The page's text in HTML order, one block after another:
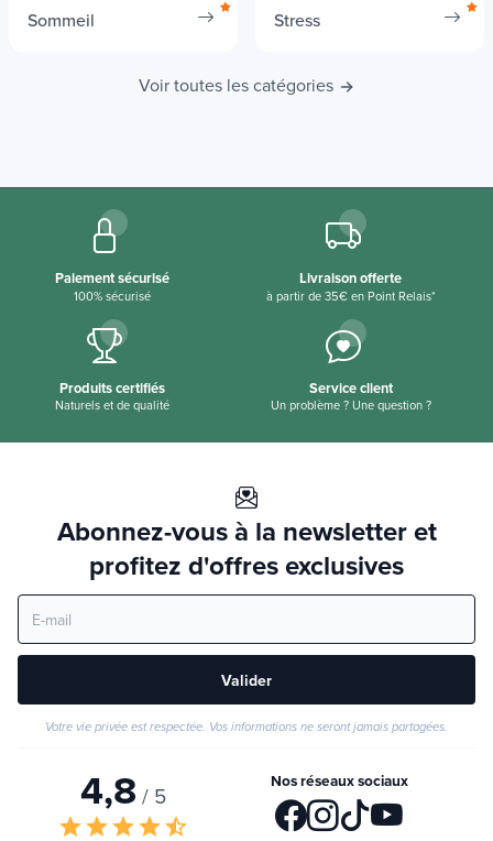
Sommeil Stress
Voir toutes les catégories
Paiement sécurisé
100% sécurisé
Livraison offerte
à partir de 35€ en Point Relais*
Produits certifiés
Naturels et de qualité
Service client
Un problème ? Une question ?
Abonnez-vous à la newsletter et
profitez d'offres exclusives
Valider
Votre vie privée est respectée. Vos informations ne seront jamais partagées.
4,8 / 5
starstarstarstarstar_half
Nos réseaux sociaux